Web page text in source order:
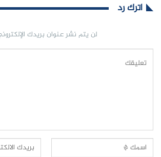
اترك رد
لن يتم نشر عنوان بريدك